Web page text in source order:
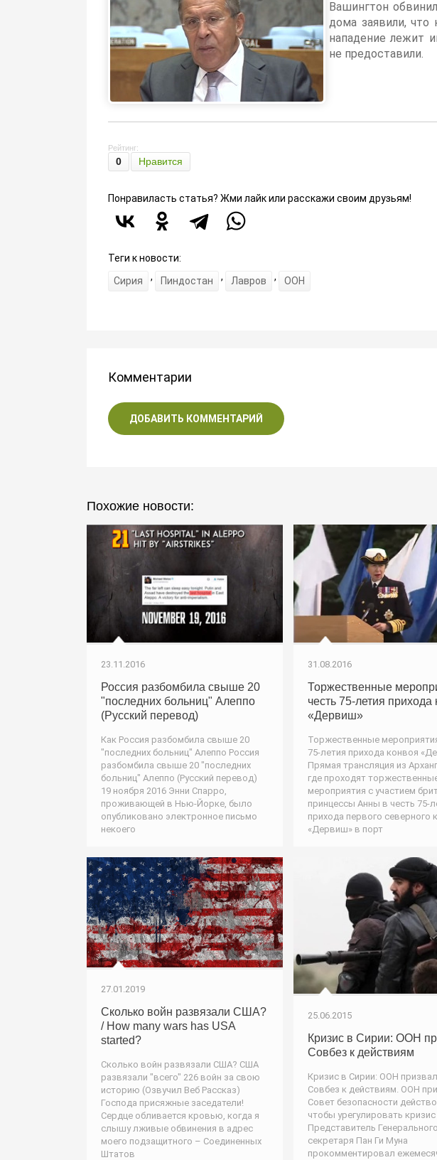
Вашингтон
дома заявили, что
нападение лежит
не предоставили.
Рейтинг:
0 Нравится
Понравиласть статья? Жми лайк или расскажи своим друзьям!
Теги к новости:
Сирия
, Пиндостан , Лавров , ООН
Комментарии
ДОБАВИТЬ КОММЕНТАРИЙ
Похожие новости:
23.11.2016
Россия разбомбила свыше 20
"последних больниц" Алеппо
(Русский перевод)
Как Россия разбомбила свыше 20
"последних больниц" Алеппо Россия
разбомбила свыше 20 "последних
больниц" Алеппо (Русский перевод)
19 ноября 2016 Энни Спарро,
проживающей в Нью-Йорке, было
опубликовано электронное письмо
некоего
31.08.2016
Торжественные
честь 75-летия прихода
«Дервиш»
Торжественные
75-летия прихода конвоя
Прямая трансляция из
где проходят
мероприятия с участием
принцессы Анны в честь 75-
прихода первого северного
«Дервиш» в порт
27.01.2019
Сколько войн развязали США?
/ How many wars has USA
started?
Сколько войн развязали США? США
развязали "всего" 226 войн за свою
историю (Озвучил Веб Рассказ)
Господа присяжные заседатели!
Сердце обливается кровью, когда я
слышу лживые обвинения в адрес
моего подзащитного – Соединенных
Штатов
25.06.2015
Кризис в Сирии: ООН
Совбез к действиям
Кризис в Сирии: ООН
Совбез к действиям. ООН
Совет безопасности
чтобы урегулировать
Представитель Генерального
секретаря Пан Ги Муна
прокомментировал